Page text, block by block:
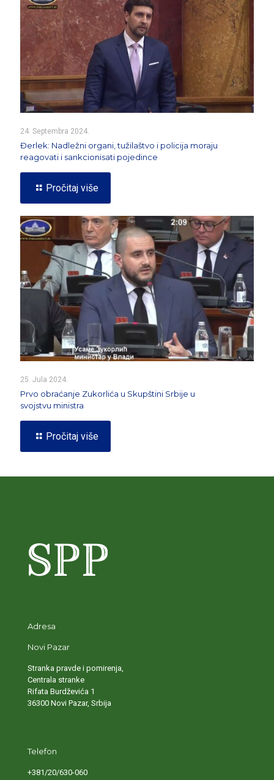
24. Septembra 2024.
Đerlek: Nadležni organi, tužilaštvo i policija moraju
reagovati i sankcionisati pojedince
Pročitaj više
25. Jula 2024.
Prvo obraćanje Zukorlića u Skupštini Srbije u
svojstvu ministra
Pročitaj više
Adresa
Novi Pazar
Stranka pravde i pomirenja,
Centrala stranke
Rifata Burdževića 1
36300 Novi Pazar, Srbija
Telefon
+381/20/630-060